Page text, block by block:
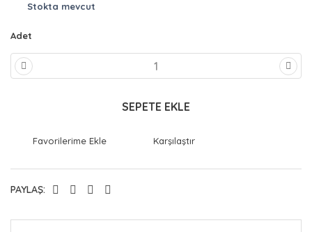
Stokta mevcut
Adet
SEPETE EKLE
Karşılaştır
PAYLAŞ: